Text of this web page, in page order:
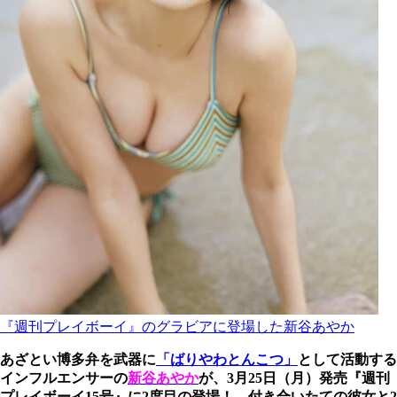
『週刊プレイボーイ』のグラビアに登場した新谷あやか
あざとい博多弁を武器に 「ばりやわとんこつ」 として活動する
インフルエンサーの新谷あやかが、3月25日（月）発売『週刊